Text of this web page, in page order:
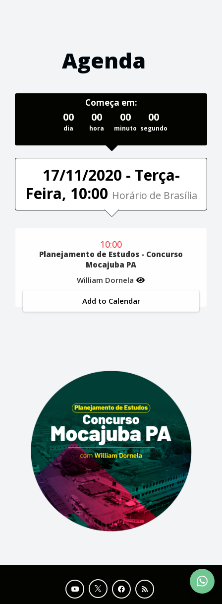
Agenda
Começa em:
00
dia
00
hora
00
minuto
00
segundo
17/11/2020 - Terça-
Feira, 10:00 Horário de Brasília
10:00
Planejamento de Estudos - Concurso
Mocajuba PA
William Dornela
Add to Calendar